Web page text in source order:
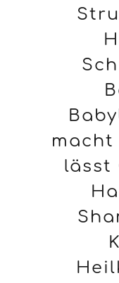
macht
lässt